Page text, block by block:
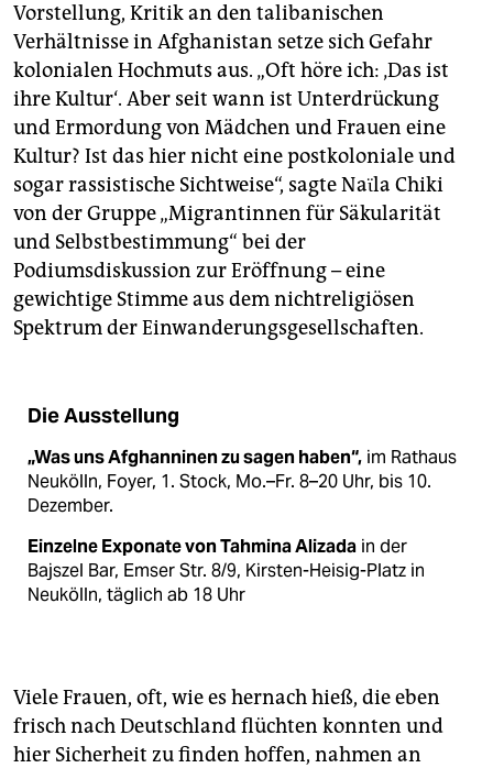
Vorstellung, Kritik an den talibanischen
Verhältnisse in Afghanistan setze sich Gefahr
kolonialen Hochmuts aus. „Oft höre ich: ‚Das ist
ihre Kultur‘. Aber seit wann ist Unterdrückung
und Ermordung von Mädchen und Frauen eine
Kultur? Ist das hier nicht eine postkoloniale und
sogar rassistische Sichtweise“, sagte Naϊla Chiki
von der Gruppe „Migrantinnen für Säkularität
und Selbstbestimmung“ bei der
Podiumsdiskussion zur Eröffnung – eine
gewichtige Stimme aus dem nichtreligiösen
Spektrum der Einwanderungsgesellschaften.
Die Ausstellung
„Was uns Afghanninen zu sagen haben“, im Rathaus
Neukölln, Foyer, 1. Stock, Mo.–Fr. 8–20 Uhr, bis 10.
Dezember.
Einzelne Exponate von Tahmina Alizada in der
Bajszel Bar, Emser Str. 8/9, Kirsten-Heisig-Platz in
Neukölln, täglich ab 18 Uhr
Viele Frauen, oft, wie es hernach hieß, die eben
frisch nach Deutschland flüchten konnten und
hier Sicherheit zu finden hoffen, nahmen an